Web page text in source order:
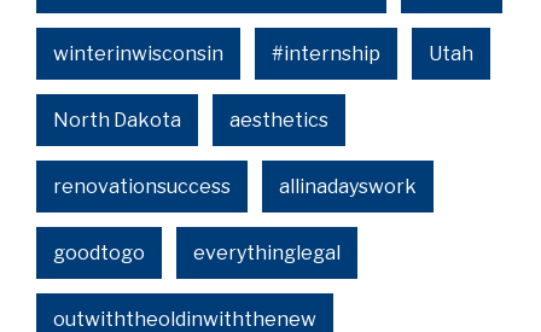
winterinwisconsin #internship Utah
North Dakota aesthetics
renovationsuccess allinadayswork
goodtogo everythinglegal
outwiththeoldinwiththenew